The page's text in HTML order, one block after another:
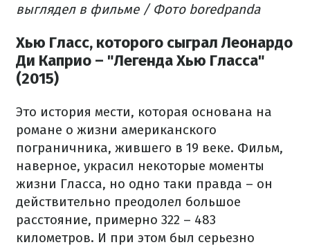
выглядел в фильме / Фото boredpanda
Хью Гласс, которого сыграл Леонардо
Ди Каприо – "Легенда Хью Гласса"
(2015)
Это история мести, которая основана на
романе о жизни американского
пограничника, жившего в 19 веке. Фильм,
наверное, украсил некоторые моменты
жизни Гласса, но одно таки правда – он
действительно преодолел большое
расстояние, примерно 322 – 483
километров. И при этом был серьезно